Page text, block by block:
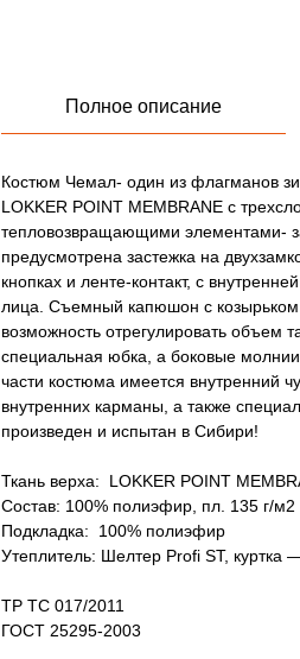
Полное описание
Костюм Чемал- один из флагманов
LOKKER POINT MEMBRANE с
тепловозвращающими элементами-
предусмотрена застежка на
кнопках и ленте-контакт, с
лица. Съемный капюшон с козырьком
возможность отрегулировать объем
специальная юбка, а боковые
части костюма имеется внутренний
внутренних карманы, а также
произведен и испытан в Сибири!
Ткань верха: LOKKER POINT
Состав: 100% полиэфир, пл. 135 г/м2
Подкладка: 100% полиэфир
Утеплитель: Шелтер Profi ST, куртка
ТР ТС 017/2011
ГОСТ 25295-2003